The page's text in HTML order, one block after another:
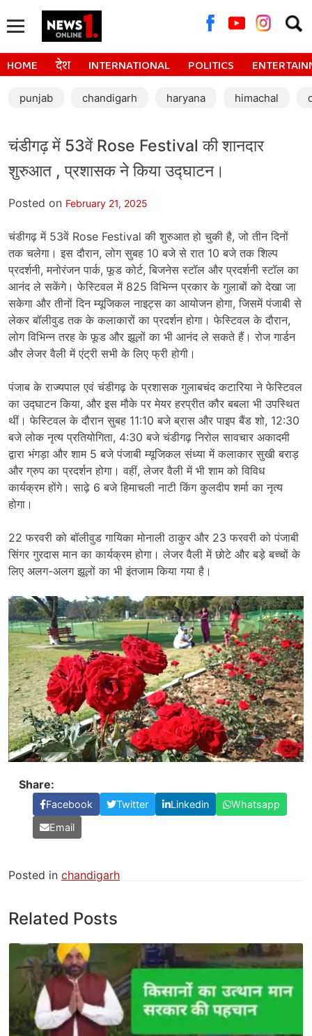
for:
HOME देश INTERNATIONAL POLITICS
punjab chandigarh haryana himachal
चंडीगढ़ में 53वें Rose Festival की शानदार
शुरुआत , प्रशासक ने किया उद्घाटन।
Posted on February 21, 2025
चंडीगढ़ में 53वें Rose Festival की शुरुआत हो चुकी है, जो तीन दिनों
तक चलेगा। इस दौरान, लोग सुबह 10 बजे से रात 10 बजे तक शिल्प
प्रदर्शनी, मनोरंजन पार्क, फूड कोर्ट, बिजनेस स्टॉल और प्रदर्शनी स्टॉल का
आनंद ले सकेंगे। फेस्टिवल में 825 विभिन्न प्रकार के गुलाबों को देखा जा
सकेगा और तीनों दिन म्यूजिकल नाइट्स का आयोजन होगा, जिसमें पंजाबी से
लेकर बॉलीवुड तक के कलाकारों का प्रदर्शन होगा। फेस्टिवल के दौरान,
लोग विभिन्न तरह के फूड और झूलों का भी आनंद ले सकते हैं। रोज गार्डन
और लेजर वैली में एंट्री सभी के लिए फ्री होगी।
पंजाब के राज्यपाल एवं चंडीगढ़ के प्रशासक गुलाबचंद कटारिया ने फेस्टिवल
का उद्घाटन किया, और इस मौके पर मेयर हरप्रीत कौर बबला भी उपस्थित
थीं। फेस्टिवल के दौरान सुबह 11:10 बजे ब्रास और पाइप बैंड शो, 12:30
बजे लोक नृत्य प्रतियोगिता, 4:30 बजे चंडीगढ़ निरोल सावचार अकादमी
द्वारा भंगड़ा और शाम 5 बजे पंजाबी म्यूजिकल संध्या में कलाकार सुखी बराड़
और ग्रुप का प्रदर्शन होगा। वहीं, लेजर वैली में भी शाम को विविध
कार्यक्रम होंगे। साढ़े 6 बजे हिमाचली नाटी किंग कुलदीप शर्मा का नृत्य
होगा।
22 फरवरी को बॉलीवुड गायिका मोनाली ठाकुर और 23 फरवरी को पंजाबी
सिंगर गुरदास मान का कार्यक्रम होगा। लेजर वैली में छोटे और बड़े बच्चों के
लिए अलग-अलग झूलों का भी इंतजाम किया गया है।
Share:
Facebook Twitter Linkedin
Whatsapp
Email
Posted in chandigarh
Related Posts